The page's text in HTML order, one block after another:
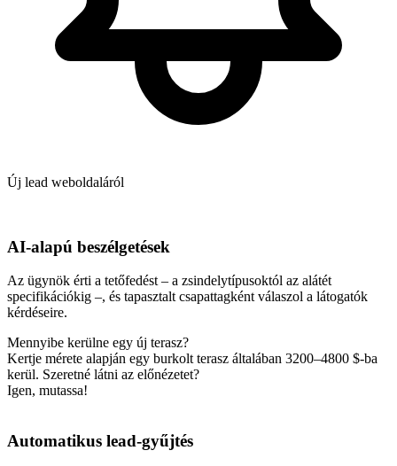
Új lead weboldaláról
AI-alapú beszélgetések
Az ügynök érti a tetőfedést – a zsindelytípusoktól az alátét
specifikációkig –, és tapasztalt csapattagként válaszol a látogatók
kérdéseire.
Mennyibe kerülne egy új terasz?
Kertje mérete alapján egy burkolt terasz általában 3200–4800 $-ba
kerül. Szeretné látni az előnézetet?
Igen, mutassa!
Automatikus lead-gyűjtés